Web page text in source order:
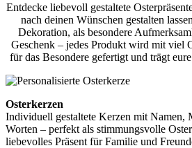
Entdecke liebevoll gestaltete
nach deinen Wünschen gestalten
Dekoration, als besondere
Geschenk – jedes Produkt wird mit viel
für das Besondere gefertigt und trägt
Osterkerzen
Individuell gestaltete Kerzen mit Namen,
Worten – perfekt als stimmungsvolle
liebevolles Präsent für Familie und